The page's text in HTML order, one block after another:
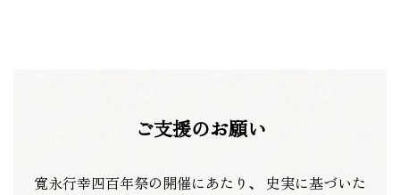
ご支援のお願い
寛永行幸四百年祭の開催にあたり、
史実に基づいた